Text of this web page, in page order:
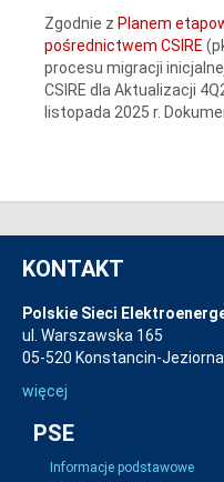
Zgodnie z Planem
pośrednictwem CSIRE
procesu migracji
CSIRE dla Aktualizacji
listopada 2025 r.
KONTAKT
Polskie Sieci
ul. Warszawska 165
05-520 Konstancin-Jeziorna
więcej
PSE
Informacje podstawowe